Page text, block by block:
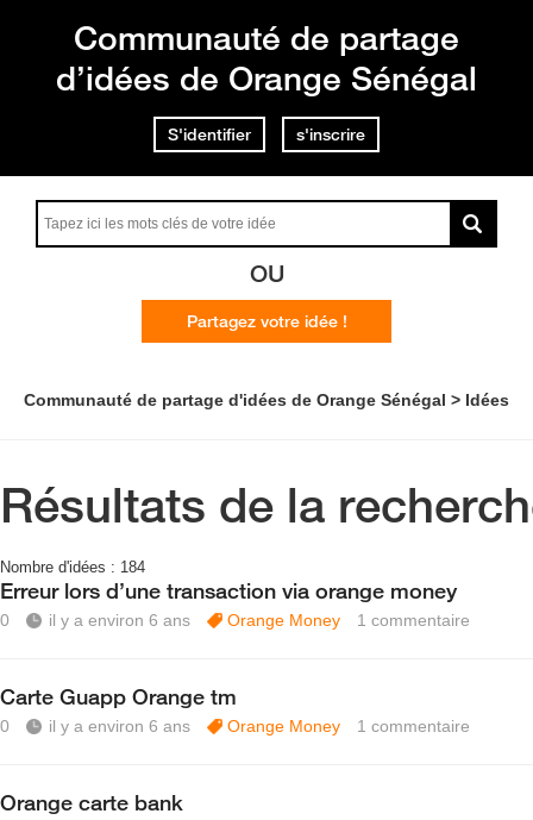
Communauté de partage
d’idées de Orange Sénégal
S'identifier s'inscrire
OU
Partagez votre idée !
Communauté de partage d'idées de Orange Sénégal Idées
Résultats de la
Nombre d'idées : 184
Erreur lors d’une transaction via orange money
0 il y a environ 6 ans Orange Money 1 commentaire
Carte Guapp Orange tm
0 il y a environ 6 ans Orange Money 1 commentaire
Orange carte bank